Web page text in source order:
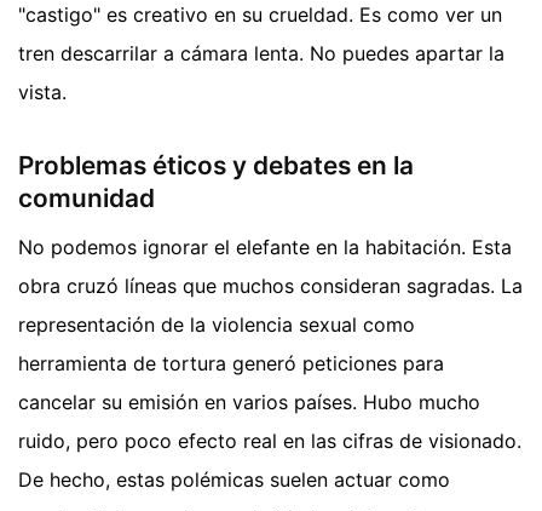
"castigo" es creativo en su crueldad. Es como ver un
tren descarrilar a cámara lenta. No puedes apartar la
vista.
Problemas éticos y debates en la
comunidad
No podemos ignorar el elefante en la habitación. Esta
obra cruzó líneas que muchos consideran sagradas. La
representación de la violencia sexual como
herramienta de tortura generó peticiones para
cancelar su emisión en varios países. Hubo mucho
ruido, pero poco efecto real en las cifras de visionado.
De hecho, estas polémicas suelen actuar como